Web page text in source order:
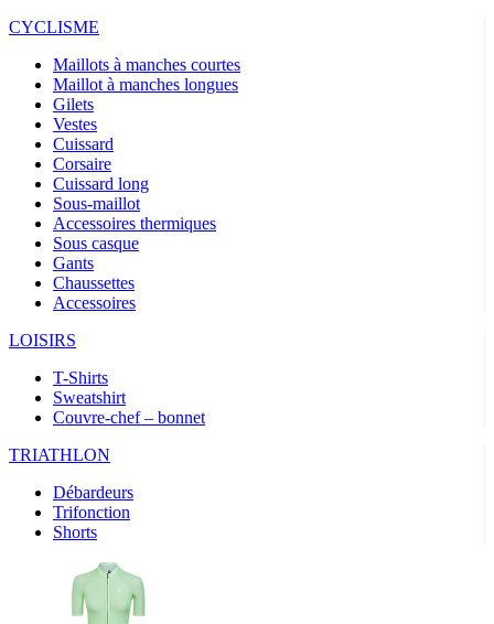
CYCLISME
Maillots à manches courtes
Maillot à manches longues
Gilets
Vestes
Cuissard
Corsaire
Cuissard long
Sous-maillot
Accessoires thermiques
Sous casque
Gants
Chaussettes
Accessoires
LOISIRS
T-Shirts
Sweatshirt
Couvre-chef – bonnet
TRIATHLON
Débardeurs
Trifonction
Shorts